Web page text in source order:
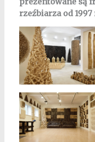
rzeźbiarza od